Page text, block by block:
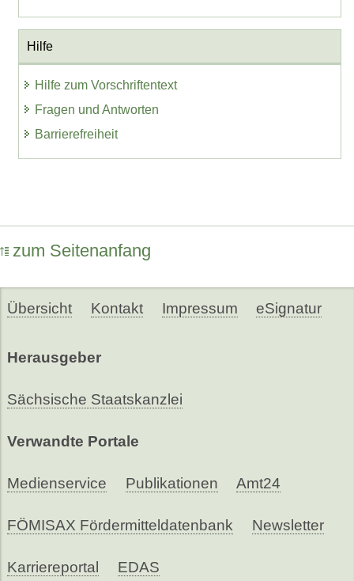
Hilfe
Hilfe zum Vorschriftentext
Fragen und Antworten
Barrierefreiheit
zum Seitenanfang
Übersicht Kontakt Impressum eSignatur
Herausgeber
Sächsische Staatskanzlei
Verwandte Portale
Medienservice Publikationen Amt24
FÖMISAX Fördermitteldatenbank Newsletter
Karriereportal EDAS